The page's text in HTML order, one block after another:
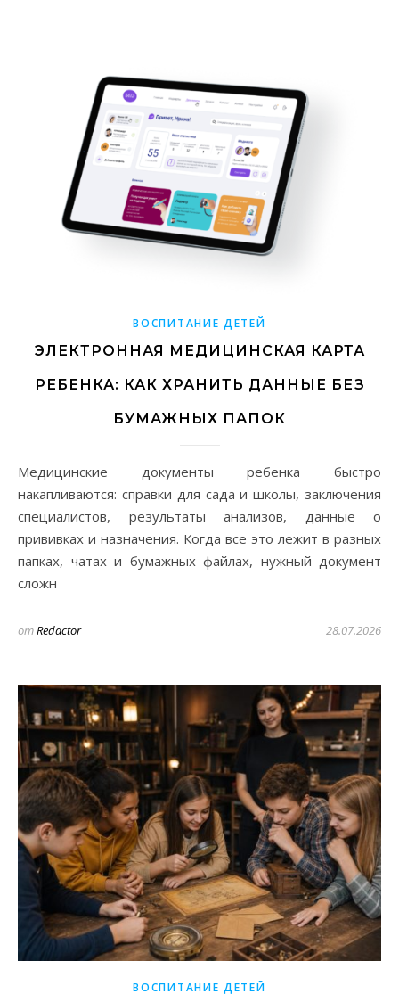
ВОСПИТАНИЕ ДЕТЕЙ
ЭЛЕКТРОННАЯ МЕДИЦИНСКАЯ КАРТА
РЕБЕНКА: КАК ХРАНИТЬ ДАННЫЕ БЕЗ
БУМАЖНЫХ ПАПОК
Медицинские документы ребенка быстро
накапливаются: справки для сада и школы, заключения
специалистов, результаты анализов, данные о
прививках и назначения. Когда все это лежит в разных
папках, чатах и бумажных файлах, нужный документ
сложн
отRedactor 28.07.2026
ВОСПИТАНИЕ ДЕТЕЙ